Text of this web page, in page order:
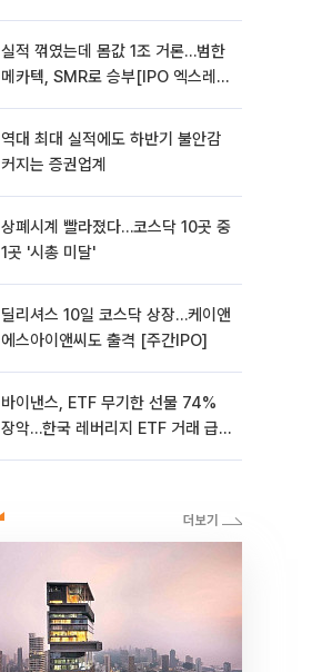
실적 꺾였는데 몸값 1조 거론…범한
메카텍, SMR로 승부[IPO 엑스레
역대 최대 실적에도 하반기 불안감
커지는 증권업계
상폐시계 빨라졌다…코스닥 10곳 중
1곳 '시총 미달'
딜리셔스 10일 코스닥 상장…케이앤
에스아이앤씨도 출격 [주간IPO]
바이낸스, ETF 무기한 선물 74%
장악…한국 레버리지 ETF 거래 급